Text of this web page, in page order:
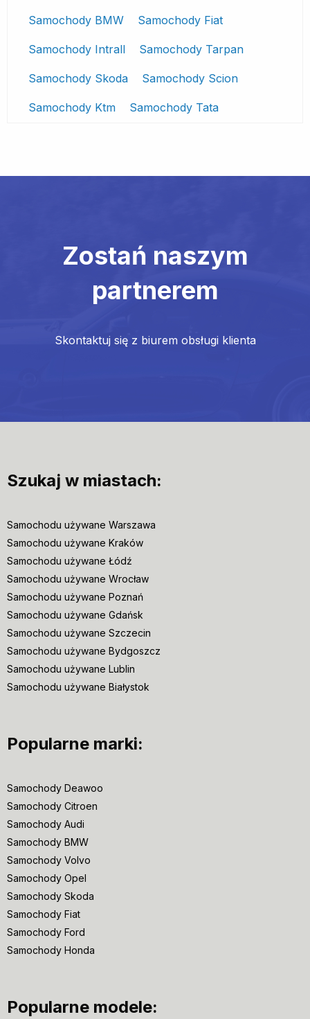
Samochody BMW Samochody Fiat
Samochody Intrall Samochody Tarpan
Samochody Skoda Samochody Scion
Samochody Ktm Samochody Tata
Zostań naszym
partnerem
Skontaktuj się z biurem obsługi klienta
Szukaj w miastach:
Samochodu używane Warszawa
Samochodu używane Kraków
Samochodu używane Łódź
Samochodu używane Wrocław
Samochodu używane Poznań
Samochodu używane Gdańsk
Samochodu używane Szczecin
Samochodu używane Bydgoszcz
Samochodu używane Lublin
Samochodu używane Białystok
Popularne marki:
Samochody Deawoo
Samochody Citroen
Samochody Audi
Samochody BMW
Samochody Volvo
Samochody Opel
Samochody Skoda
Samochody Fiat
Samochody Ford
Samochody Honda
Popularne modele: